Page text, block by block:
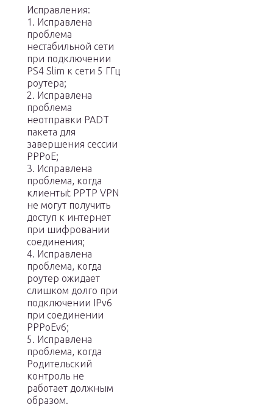
Исправления:
1. Исправлена
проблема
нестабильной сети
при подключении
PS4 Slim к сети 5 ГГц
роутера;
2. Исправлена
проблема
неотправки PADT
пакета для
завершения сессии
РРРоЕ;
3. Исправлена
проблема, когда
клиентыt PPTP VPN
не могут получить
доступ к интернет
при шифровании
соединения;
4. Исправлена
проблема, когда
роутер ожидает
слишком долго при
подключении IPv6
при соединении
РРРоЕv6;
5. Исправлена
проблема, когда
Родительский
контроль не
работает должным
образом.